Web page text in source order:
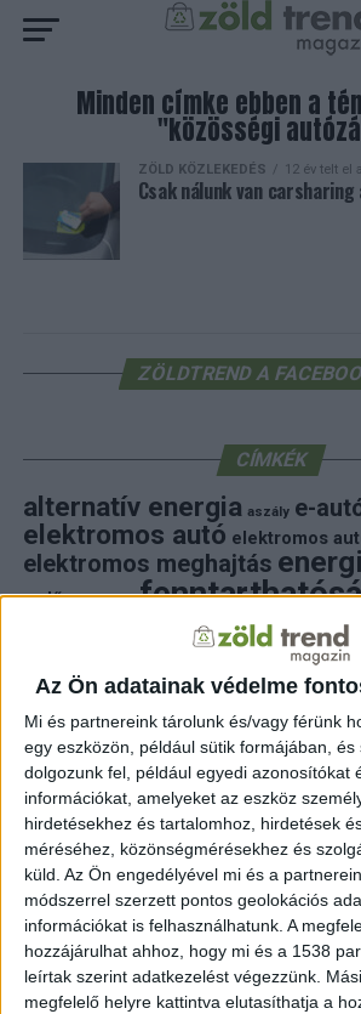
Az Ön adatainak védelme
Mi és partnereink tárolunk és/vagy férünk
egy eszközön, például sütik formájában,
dolgozunk fel, például egyedi azonosítókat
információkat, amelyeket az eszköz
hirdetésekhez és tartalomhoz, hirdetések
méréséhez, közönségmérésekhez és
küld. Az Ön engedélyével mi és a
módszerrel szerzett pontos geolokációs
információkat is felhasználhatunk. A
hozzájárulhat ahhoz, hogy mi és a 1538
leírtak szerint adatkezelést végezzünk.
megfelelő helyre kattintva elutasíthatja a
Minden címke ebben a
"közösségi
ZÖLD KÖZLEKEDÉS 12 év telt el
Csak nálunk van
ZÖLDTREND A
CÍMKÉK
alternatív energia aszály e-
elektromos autó elektromos
elektromos meghajtás
erdő fejlesztés
hulladék időjárás
környezet
környezetvédelem
közlekedés megújuló energia
napelemnapelemek
naperőmű solar solar energy szelektiv hulladék
természetvédelem villamosenergia
autó
zöld energia zöld energiaforrás
állatvédelem áram életmód újrahasznosítás
FRISS HÍREK
ZÖLD ENERGIA 39 perc telt el a
Rekordokat döntő úszó
üzembe Kína a Dél-kínai-